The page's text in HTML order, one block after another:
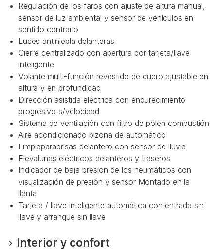
Regulación de los faros con ajuste de altura manual,
sensor de luz ambiental y sensor de vehículos en
sentido contrario
Luces antiniebla delanteras
Cierre centralizado con apertura por tarjeta/llave
inteligente
Volante multi-función revestido de cuero ajustable en
altura y en profundidad
Dirección asistida eléctrica con endurecimiento
progresivo s/velocidad
Sistema de ventilación con filtro de pólen combustión
Aire acondicionado bizona de automático
Limpiaparabrisas delantero con sensor de lluvia
Elevalunas eléctricos delanteros y traseros
Indicador de baja presion de los neumáticos con
visualización de presión y sensor Montado en la
llanta
Tarjeta / llave inteligente automática con entrada sin
llave y arranque sin llave
Interior y confort